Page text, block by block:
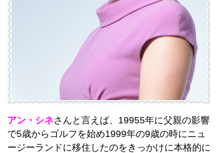
アン・シネさんと言えば、19955年に父親の影響
で5歳からゴルフを始め1999年の9歳の時にニュ
ージーランドに移住したのをきっかけに本格的に